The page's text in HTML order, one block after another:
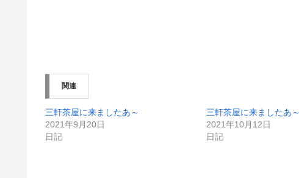
ィ
ド
開
き
ま
す
)
く
新
し
い
関連
三軒茶屋に来ましたあ～
2021年9月20日
日記
三軒茶屋に来ましたあ～
2021年10月12日
日記